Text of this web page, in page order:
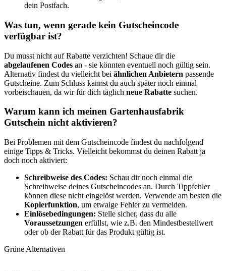
dein Postfach.
Was tun, wenn gerade kein Gutscheincode
verfügbar ist?
Du musst nicht auf Rabatte verzichten! Schaue dir die
abgelaufenen Codes an - sie könnten eventuell noch gültig sein.
Alternativ findest du vielleicht bei ähnlichen Anbietern passende
Gutscheine. Zum Schluss kannst du auch später noch einmal
vorbeischauen, da wir für dich täglich neue Rabatte suchen.
Warum kann ich meinen Gartenhausfabrik
Gutschein nicht aktivieren?
Bei Problemen mit dem Gutscheincode findest du nachfolgend
einige Tipps & Tricks. Vielleicht bekommst du deinen Rabatt ja
doch noch aktiviert:
Schreibweise des Codes: Schau dir noch einmal die
Schreibweise deines Gutscheincodes an. Durch Tippfehler
können diese nicht eingelöst werden. Verwende am besten die
Kopierfunktion, um etwaige Fehler zu vermeiden.
Einlösebedingungen: Stelle sicher, dass du alle
Voraussetzungen erfüllst, wie z.B. den Mindestbestellwert
oder ob der Rabatt für das Produkt gültig ist.
Grüne Alternativen